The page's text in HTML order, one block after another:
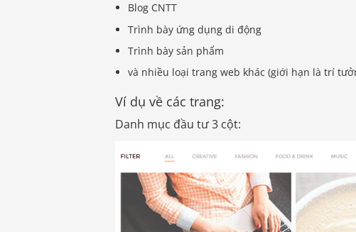
Blog CNTT
Trình bày ứng dụng di động
Trình bày sản phẩm
và nhiều loại trang web khác (giới hạn là trí
Ví dụ về các trang:
Danh mục đầu tư 3 cột: